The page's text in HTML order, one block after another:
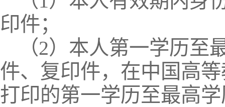
印件；
（2）本人第一学历
件、复印件，在中国高
打印的第一学历至最高